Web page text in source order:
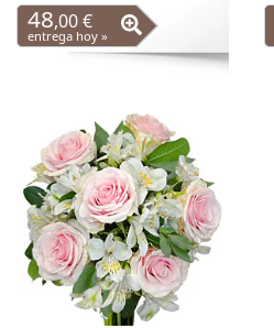
48,00 €
entrega hoy »